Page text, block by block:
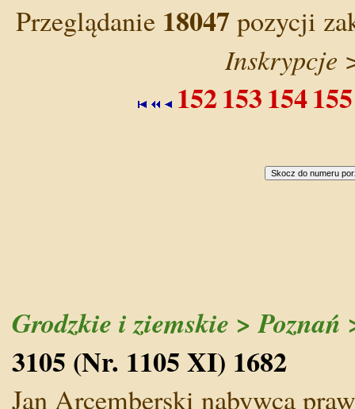
Przeglądanie 18047pozycji
Inskrypcje
152153154155
Grodzkie i ziemskie >
3105 (Nr. 1105 XI) 1682
Jan Arcemberski nabywca